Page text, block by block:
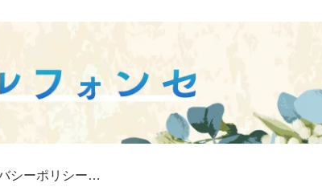
プライバシーポリシー・免責事項